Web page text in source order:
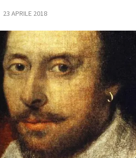
23 APRILE 2018